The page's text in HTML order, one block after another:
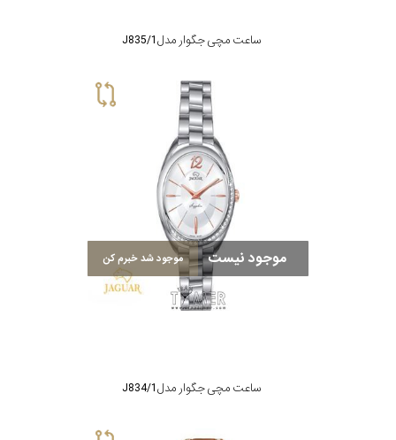
ساعت مچی جگوار مدل J835/1
موجود نیست موجود شد خبرم کن
ساعت مچی جگوار مدل J834/1